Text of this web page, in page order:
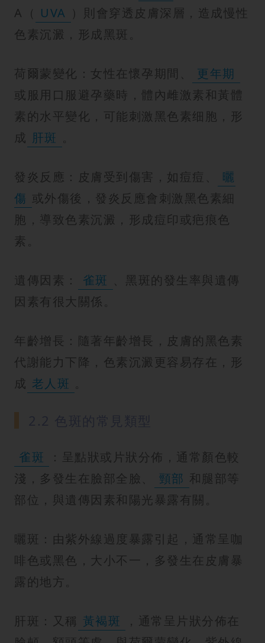
A（ UVA ）則會穿透皮膚深層，造成慢性
色素沉澱，形成黑斑。
荷爾蒙變化：女性在懷孕期間、
更年期
或服用口服避孕藥時，體內雌激素和黃體
素的水平變化，可能刺激黑色素细胞，形
成 肝斑
發炎反應：皮膚受到傷害，如痘痘、
曬
傷 或外傷後，發炎反應會刺激黑色素細
胞，導致色素沉澱，形成痘印或疤痕色
素。
遺傳因素： 雀斑 、黑斑的發生率與遺傳
因素有很大關係。
年齡增長：隨著年齡增長，皮膚的黑色素
代謝能力下降，色素沉澱更容易存在，形
成 老人斑
雀斑
：呈點狀或片狀分佈，通常顏色較
淺，多發生在臉部全臉、
頸部 和腿部等
部位，與遺傳因素和陽光暴露有關。
曬斑：由紫外線過度暴露引起，通常呈咖
啡色或黑色，大小不一，多發生在皮膚暴
露的地方。
肝斑：又稱 黃褐斑
，通常呈片狀分佈在